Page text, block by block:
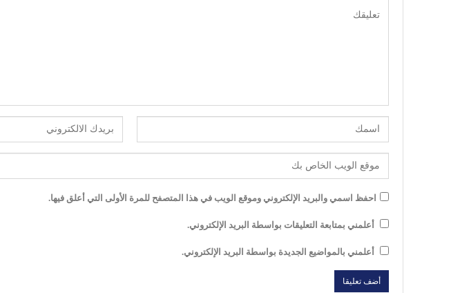
احفظ اسمي والبريد الإلكتروني وموقع الويب في هذا المتصفح للمرة الأولى التي أعلق فيها.
أعلمني بمتابعة التعليقات بواسطة البريد الإلكتروني.
أعلمني بالمواضيع الجديدة بواسطة البريد الإلكتروني.